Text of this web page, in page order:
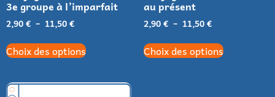
3e groupe à l’imparfait
2,90€ – 11,50€
Choix des options
au présent
2,90€ – 11,50€
Choix des options